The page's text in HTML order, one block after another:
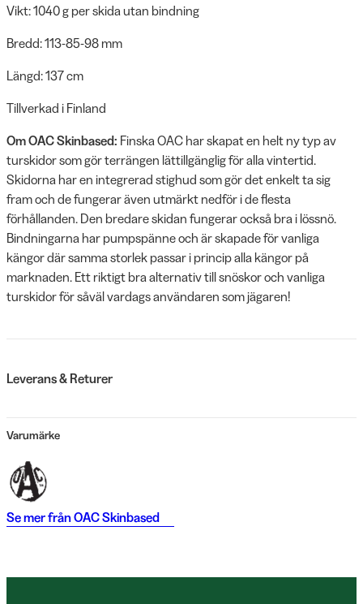
Vikt: 1040 g per skida utan bindning
Bredd: 113-85-98 mm
Längd: 137 cm
Tillverkad i Finland
Om OAC Skinbased: Finska OAC har skapat en helt ny typ av
turskidor som gör terrängen lättillgänglig för alla vintertid.
Skidorna har en integrerad stighud som gör det enkelt ta sig
fram och de fungerar även utmärkt nedför i de flesta
förhållanden. Den bredare skidan fungerar också bra i lössnö.
Bindningarna har pumpspänne och är skapade för vanliga
kängor där samma storlek passar i princip alla kängor på
marknaden. Ett riktigt bra alternativ till snöskor och vanliga
turskidor för såväl vardags användaren som jägaren!
Leverans & Returer
Varumärke
Se mer frånOAC Skinbased